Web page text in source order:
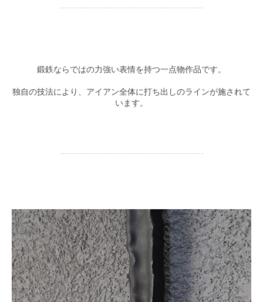
鍛鉄ならではの力強い表情を持つ一点物作品です。
独自の技法により、アイアン全体に打ち出しのラインが施されて
います。